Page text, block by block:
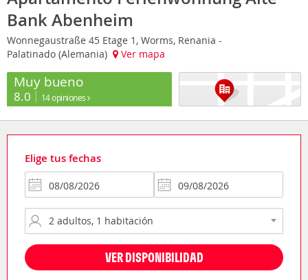
Bank Abenheim
Wonnegaustraße 45 Etage 1, Worms, Renania -
Palatinado (Alemania)
Ver mapa
Muy bueno
8.0 14 opiniones
Elige tus fechas
VER DISPONIBILIDAD